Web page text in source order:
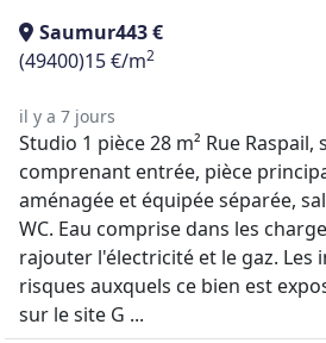
Saumur443 €
(49400)15 €/m2
il y a 7 jours
Studio 1 pièce 28 m² Rue
comprenant entrée, pièce
aménagée et équipée séparée,
WC. Eau comprise dans les
rajouter l'électricité et le gaz. Les
risques auxquels ce bien est
sur le site G ...